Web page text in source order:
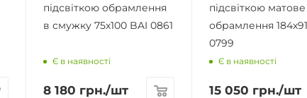
підсвіткою обрамлення
в смужку 75х100 BAI 0861
Є в наявності
8 180 грн./шт
підсвіткою матове
обрамлення
0799
Є в наявності
15 050 грн./шт